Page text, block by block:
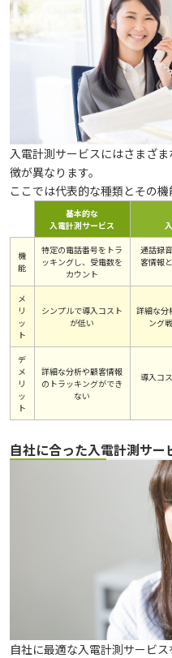
入電計測サービスにはさまざ
徴が異なります。
ここでは代表的な種類とその機
基本的な
入電計測サービス
機
能
特定の電話番号をトラ
ッキングし、受電数を
カウント
通話録
客情報
メ
リ
ッ
ト
シンプルで導入コスト
が低い
詳細な分
ング
デ
メ
リ
ッ
ト
詳細な分析や顧客情報
のトラッキングができ
ない
導入コ
自社に合った入電計測サー
自社に最適な入電計測サービ